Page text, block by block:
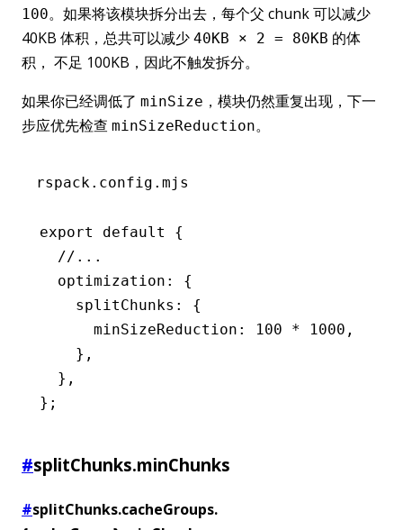
100。如果将该模块拆分出去，每个父 chunk 可以减少
40KB 体积，总共可以减少 40KB × 2 = 80KB 的体
积， 不足 100KB，因此不触发拆分。
如果你已经调低了 minSize ，模块仍然重复出现，下一
步应优先检查 minSizeReduction。
rspack.config.mjs
export default
{
  //...
  optimization
:
{
    splitChunks
:
{
      minSizeReduction
: 100 * 1000 ,
    }
,
  }
,
};
#splitChunks.minChunks
#splitChunks.cacheGroups.